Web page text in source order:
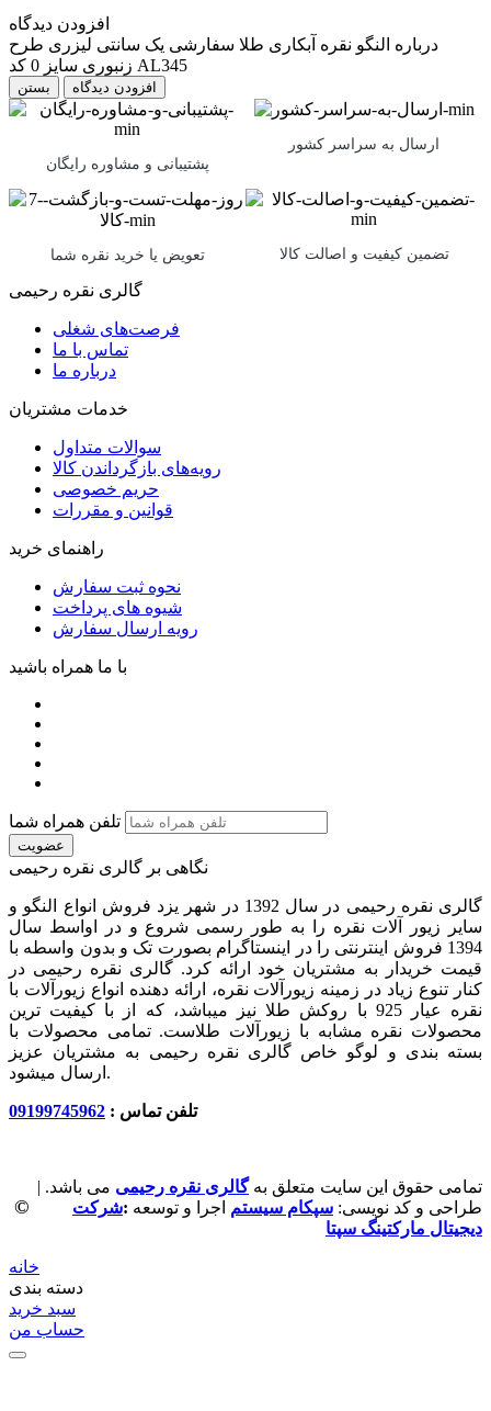
افزودن دیدگاه
درباره النگو نقره آبکاری طلا سفارشی یک سانتی لیزری طرح
زنبوری سایز 0 کد AL345
بستن
پشتیبانی و مشاوره رایگان
ارسال به سراسر کشور
تعویض یا خرید نقره شما تضمین کیفیت و اصالت کالا
گالری نقره رحیمی
فرصت‌های شغلی
تماس با ما
درباره ما
خدمات مشتریان
سوالات متداول
رویه‌های بازگرداندن کالا
حریم خصوصی
قوانین و مقررات
راهنمای خرید
نحوه ثبت سفارش
شیوه های پرداخت
رویه ارسال سفارش
با ما همراه باشید
تلفن همراه شما
عضویت
نگاهی بر گالری نقره رحیمی
گالری نقره رحیمی در سال 1392 در شهر یزد فروش انواع النگو و
سایر زیور آلات نقره را به طور رسمی شروع و در اواسط سال
1394 فروش اینترنتی را در اینستاگرام بصورت تک و بدون واسطه با
قیمت خریدار به مشتریان خود ارائه کرد. گالری نقره رحیمی در
کنار تنوع زیاد در زمینه زیورآلات نقره، ارائه دهنده انواع زیورآلات با
نقره عیار 925 با روکش طلا نیز میباشد، که از با کیفیت‏ ترین
محصولات نقره مشابه با زیورآلات طلاست. تمامی محصولات با
بسته بندی و لوگو خاص گالری نقره رحیمی به مشتریان عزیز
ارسال میشود.
تلفن تماس : 09199745962
©
تمامی حقوق این سایت متعلق بهگالری نقره رحیمی می باشد. |
طراحی و کد نویسی: سپکام سیستم اجرا و توسعه :شرکت
دیجیتال مارکتینگ سپتا
خانه
دسته بندی
سبد خرید
حساب من